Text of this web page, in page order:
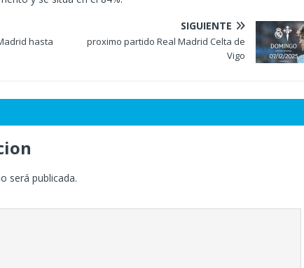
hasta
SIGUIENTE
proximo partido Real Madrid Celta de
Vigo
será publicada.